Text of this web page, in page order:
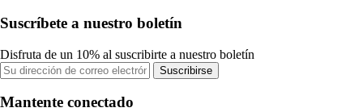
Suscríbete a nuestro boletín
Disfruta de un 10% al suscribirte a nuestro boletín
Suscribirse
Mantente conectado